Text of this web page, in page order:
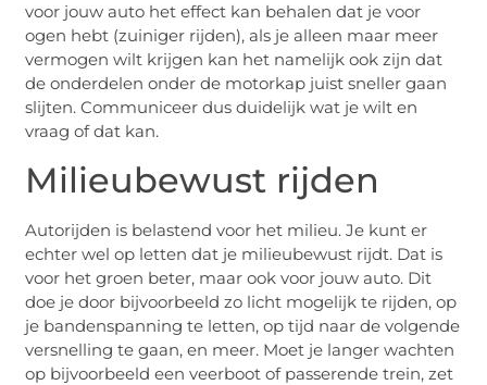
voor jouw auto het effect kan behalen dat je voor
ogen hebt (zuiniger rijden), als je alleen maar meer
vermogen wilt krijgen kan het namelijk ook zijn dat
de onderdelen onder de motorkap juist sneller gaan
slijten. Communiceer dus duidelijk wat je wilt en
vraag of dat kan.
Milieubewust rijden
Autorijden is belastend voor het milieu. Je kunt er
echter wel op letten dat je milieubewust rijdt. Dat is
voor het groen beter, maar ook voor jouw auto. Dit
doe je door bijvoorbeeld zo licht mogelijk te rijden, op
je bandenspanning te letten, op tijd naar de volgende
versnelling te gaan, en meer. Moet je langer wachten
op bijvoorbeeld een veerboot of passerende trein, zet